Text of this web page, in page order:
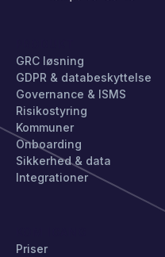
GRC løsning
GDPR & databeskyttelse
Governance & ISMS
Risikostyring
Kommuner
Onboarding
Sikkerhed & data
Integrationer
Priser